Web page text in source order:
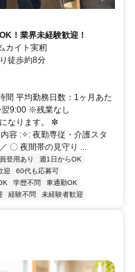
！業界未経験歓迎！
カイト実籾
徒歩約8分
間 平均勤務日数：1ヶ月あた
9:00 ※残業なし
なります。 ✼
:✧: 夜勤専従・介護スタ
〇 夜間帯の見守り ...
登用あり
週1日からOK
迎
60代も応募可
学歴不問
車通勤OK
経験不問 未経験者歓迎